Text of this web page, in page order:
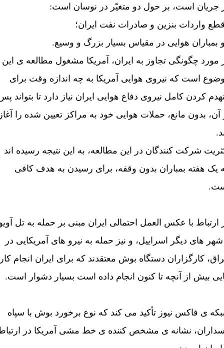
جريان است، بر حول دو متغيّر در نوسان است:
واردات بنزين و صادرات نفت ايران؛
بمباران هوايی در مقياس بسيار بزرگ و وسيع.
مورد چگونگی تجاوز به ايران، آمريکا مشغول مطالعه ی اين
است که نيروی هوايی آمريکا به چه اندازه وقت برای
کردن کامل نيروی دفاع هوايی ايران نياز دارد تا بتواند
آن، بدون مانع، حملات هوايی خود به مراکز تعيين شده را
شرکت کنندگان در اين مطالعه، به اين نتيجه رسيده اند
يک هفته بمباران بدون وقفه، برای رسيدن به هدف کافی
ارتباط با عکس العمل احتمالی ايران مبنی بر حمله به تل
های ديگر اسراييل، و نيز حمله به نيرو های آمريکايی در
کارگزاران دستگاه بوش معتقدند که برای ايران انجام کار
بيش از آنچه تا کنون انجام داده است بسيار دشوار است.
ی فاکس نيوز تأکيد می کند که نوع برخورد بوش با سپاه
نشانه ی مشخص کننده ی خط مشی آمريکا در